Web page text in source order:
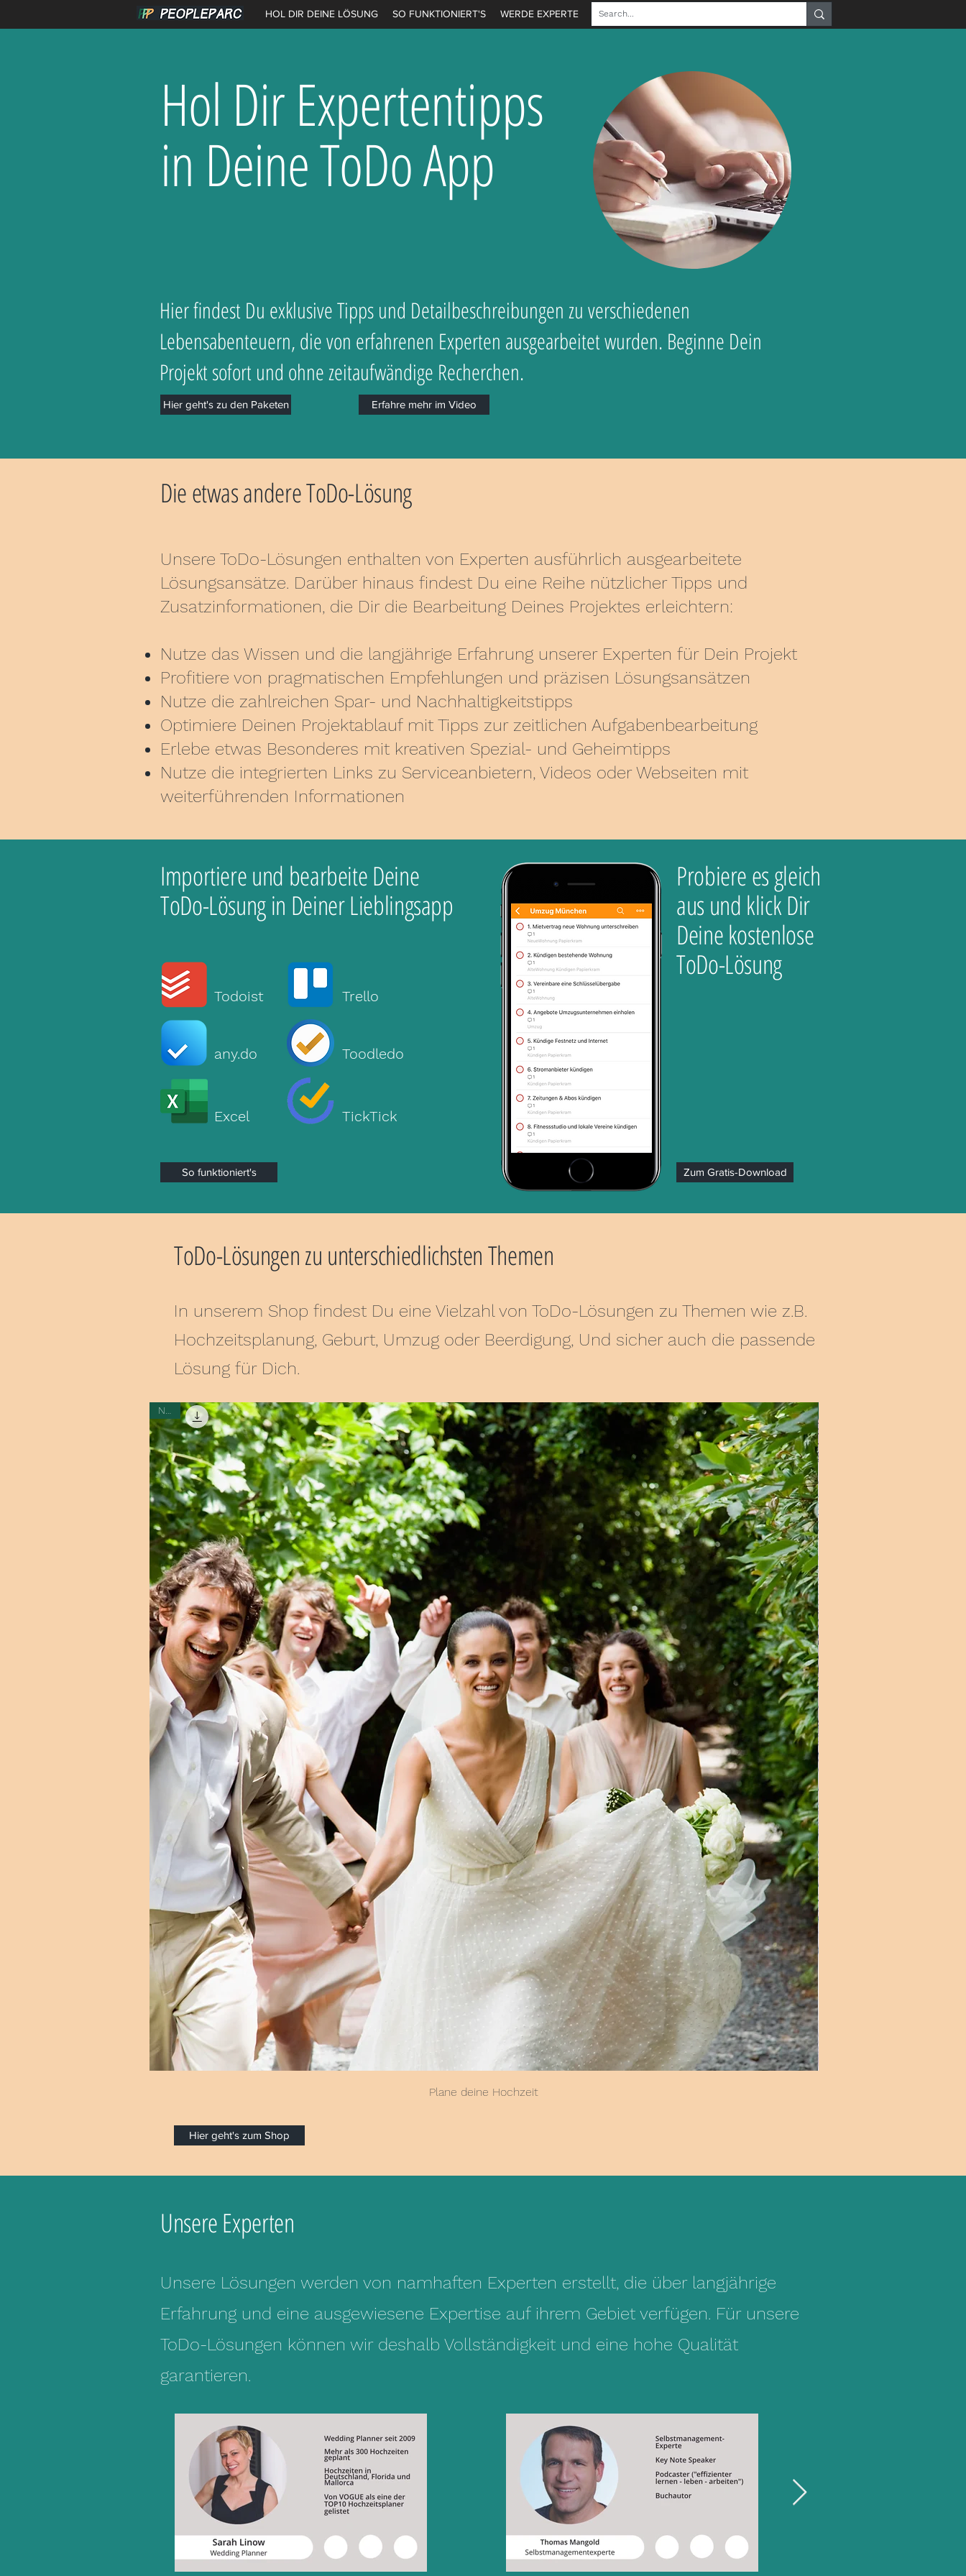
HOL DIR DEINE LÖSUNG SO FUNKTIONIERT'S WERDE EXPERTE
Hol Dir Expertentipps
in Deine ToDo App
Hier findest Du exklusive Tipps und Detailbeschreibungen zu verschiedenen
Lebensabenteuern, die von erfahrenen Experten ausgearbeitet wurden. Beginne Dein
Projekt sofort und ohne zeitaufwändige Recherchen.
Hier geht's zu den Paketen Erfahre mehr im Video
Die etwas andere ToDo-Lösung
Unsere ToDo-Lösungen enthalten von Experten ausführlich ausgearbeitete
Lösungsansätze. Darüber hinaus findest Du eine Reihe nützlicher Tipps und
Zusatzinformationen, die Dir die Bearbeitung Deines Projektes erleichtern:
Nutze das Wissen und die langjährige Erfahrung unserer Experten für Dein Projekt
Profitiere von pragmatischen Empfehlungen und präzisen Lösungsansätzen
Nutze die zahlreichen Spar- und Nachhaltigkeitstipps
Optimiere Deinen Projektablauf mit Tipps zur zeitlichen Aufgabenbearbeitung
Erlebe etwas Besonderes mit kreativen Spezial- und Geheimtipps
Nutze die integrierten Links zu Serviceanbietern, Videos oder Webseiten mit
weiterführenden Informationen
Importiere und bearbeite Deine
ToDo-Lösung in Deiner Lieblingsapp
Todoist Trello
any.do Toodledo
Excel TickTick
So funktioniert's
Probiere es gleich
aus und klick Dir
Deine kostenlose
ToDo-Lösung
Zum Gratis-Download
ToDo-Lösungen zu unterschiedlichsten Themen
In unserem Shop findest Du eine Vielzahl von ToDo-Lösungen zu Themen wie z.B.
Hochzeitsplanung, Geburt, Umzug oder Beerdigung, Und sicher auch die passende
Lösung für Dich.
Plane deine Hochzeit
Hier geht's zum Shop
Unsere Experten
Unsere Lösungen werden von namhaften Experten erstellt, die über langjährige
Erfahrung und eine ausgewiesene Expertise auf ihrem Gebiet verfügen. Für unsere
ToDo-Lösungen können wir deshalb Vollständigkeit und eine hohe Qualität
garantieren.